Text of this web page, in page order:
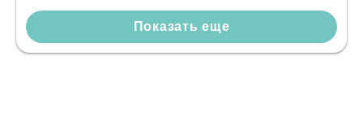
Показать еще